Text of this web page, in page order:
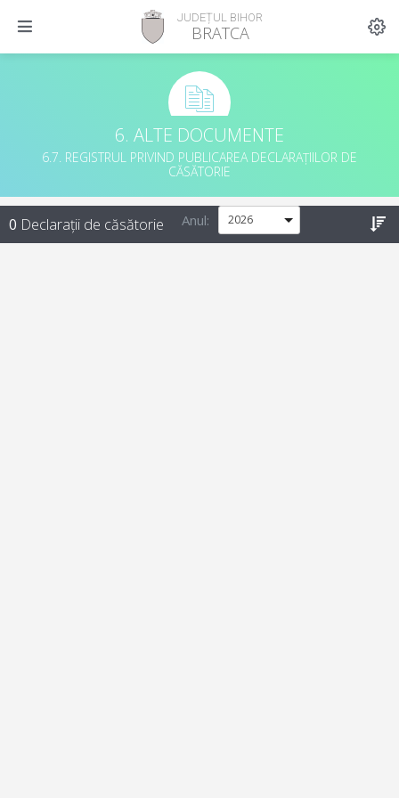
JUDEȚUL BIHOR
BRATCA
6. ALTE DOCUMENTE
6.7. REGISTRUL PRIVIND PUBLICAREA DECLARAȚIILOR DE
CĂSĂTORIE
0 Declarații de căsătorie Anul: